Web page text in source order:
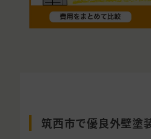
筑西市で優良外壁塗